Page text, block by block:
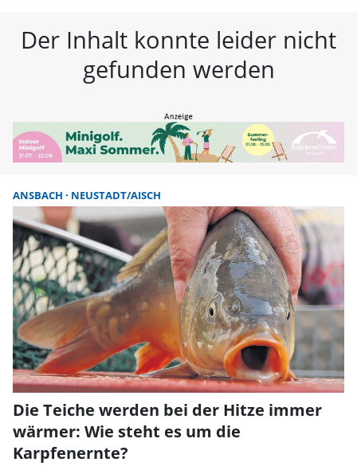
Der Inhalt konnte leider nicht
gefunden werden
ANSBACH NEUSTADT/AISCH
Die Teiche werden bei der Hitze immer
wärmer: Wie steht es um die
Karpfenernte?